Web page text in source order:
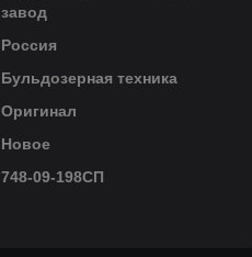
завод
Россия
Бульдозерная техника
Оригинал
Новое
748-09-198СП